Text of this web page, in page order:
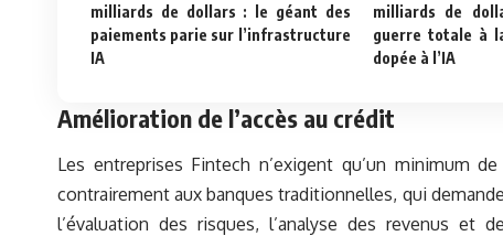
milliards de dollars : le géant des
paiements parie sur l’infrastructure
IA
milliards de
guerre totale à
dopée à l’IA
Amélioration de l’accès au crédit
Les entreprises Fintech n’exigent qu’un minimum
contrairement aux banques traditionnelles, qui
l’évaluation des risques, l’analyse des revenus